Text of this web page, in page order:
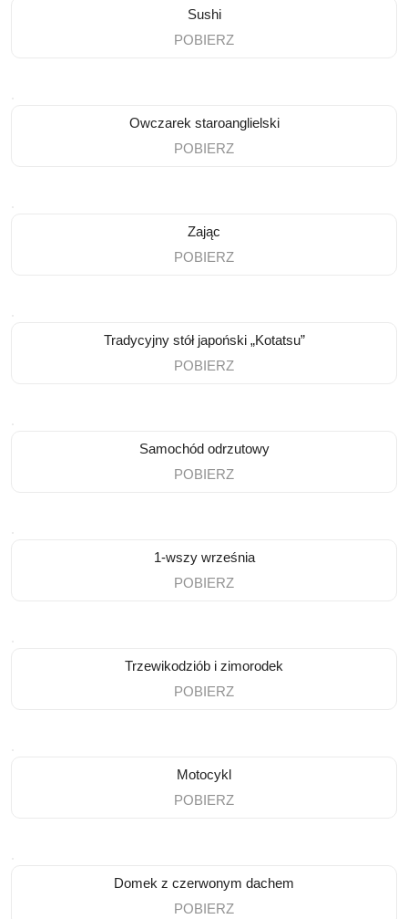
Sushi
POBIERZ
Owczarek staroanglielski
POBIERZ
Zając
POBIERZ
Tradycyjny stół japoński „Kotatsu”
POBIERZ
Samochód odrzutowy
POBIERZ
1-wszy września
POBIERZ
Trzewikodziób i zimorodek
POBIERZ
Motocykl
POBIERZ
Domek z czerwonym dachem
POBIERZ